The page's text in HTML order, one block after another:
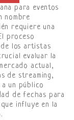
para eventos
nombre
requiere una
proceso
los artistas
evaluar la
actual,
de streaming,
un público
de fechas para
influye en la